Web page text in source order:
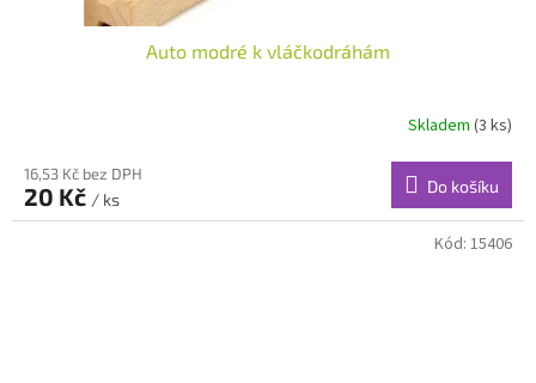
Auto modré k vláčkodráhám
Skladem (3 ks)
16,53 Kč bez DPH
20 Kč / ks
Do košíku
Kód: 15406